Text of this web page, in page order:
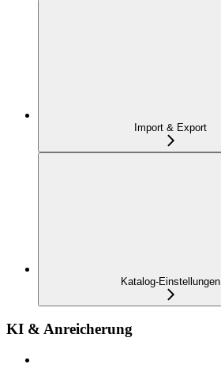
Import & Export
Katalog-Einstellungen
KI & Anreicherung